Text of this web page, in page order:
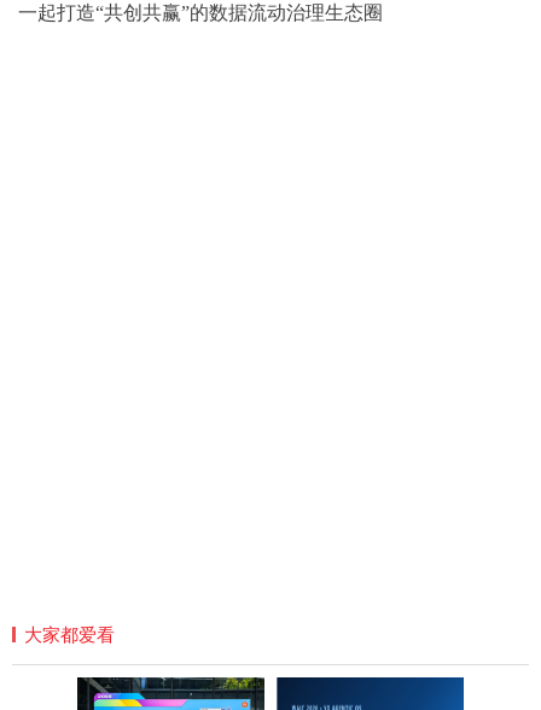
一起打造“共创共赢”的数据流动治理生态圈
大家都爱看